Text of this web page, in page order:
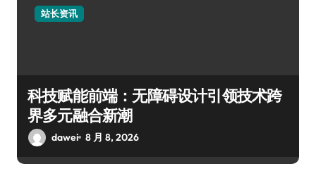
站长资讯
科技赋能前端：无障碍设计引领技术跨
界多元融合新潮
dawei 8 月 8, 2026